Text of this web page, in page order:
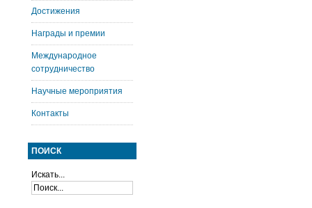
Достижения
Награды и премии
Международное
сотрудничество
Научные мероприятия
Контакты
ПОИСК
Искать...